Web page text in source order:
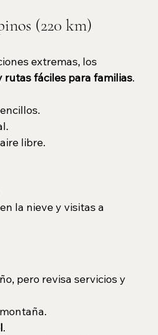
(220 km)
extremas, los
rutas fáciles para familias.
libre.
la nieve y visitas a
pero revisa servicios y
.